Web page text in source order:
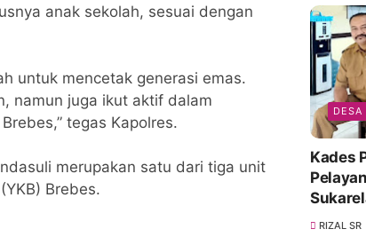
anak sekolah, sesuai dengan
untuk mencetak generasi emas.
namun juga ikut aktif dalam
tegas Kapolres.
merupakan satu dari tiga unit
Brebes.
DESA
Kades
RIZAL SR